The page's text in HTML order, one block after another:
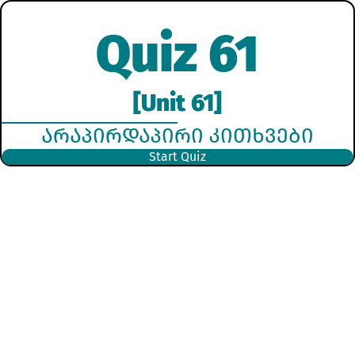
Quiz 61
[Unit 61]
ᲐᲠᲐᲞᲘᲠᲓᲐᲞᲘᲠᲘ ᲙᲘᲗᲮᲕᲔᲑᲘ
Start Quiz